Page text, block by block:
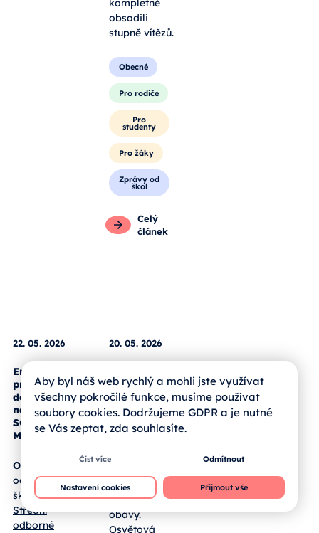
literární
ocenění a v
kampani
Tibet rovnou
kompletně
obsadili
stupně vítězů.
Obecné
Pro rodiče
Pro
Pro žáky
22. 05. 2026
projektový
den a SWAP
na SOŠ a
SOU
Milevsko
20. 05. 2026
den v
Jihočeském
kraji
Lupénka není
Aby byl náš web rychlý a mohli jste využívat
všechny pokročilé funkce, musíme používat
soubory cookies. Dodržujeme GDPR a je nutné
se Vás zeptat, zda souhlasíte.
Číst více Odmítnout
Nastavení cookies Přijmout vše